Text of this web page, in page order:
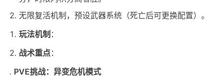
无限复活机制，预设武器系统（死亡后可更换配置）。
玩法机制 ：
战术重点：
PVE挑战：异变危机模式